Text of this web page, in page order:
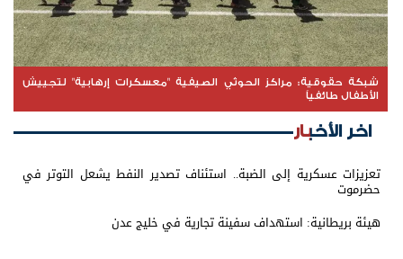
شبكة حقوقية: مراكز الحوثي الصيفية "معسكرات إرهابية" لتجييش
الأطفال طائفياً
اخر الأخبار
تعزيزات عسكرية إلى الضبة.. استئناف تصدير النفط يشعل التوتر في
حضرموت
هيئة بريطانية: استهداف سفينة تجارية في خليج عدن